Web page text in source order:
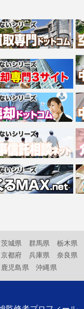
茨城県 群馬県 栃木県
京都府 兵庫県 奈良県
鹿児島県 沖縄県